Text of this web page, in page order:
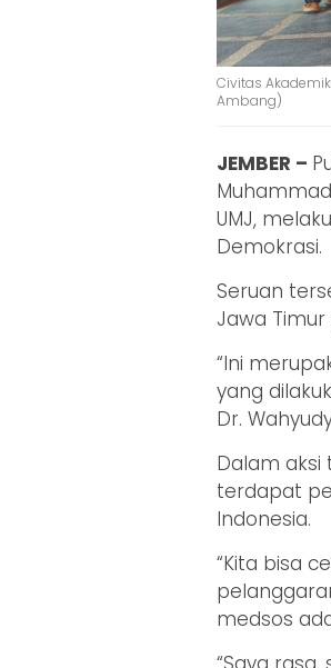
Civitas
Ambang)
JEMBER –
UMJ,
Demokrasi.
Seruan
Jawa
“Ini
yang
Dr.
Dalam aksi
terdapat
Indonesia.
“Kita bisa
medsos